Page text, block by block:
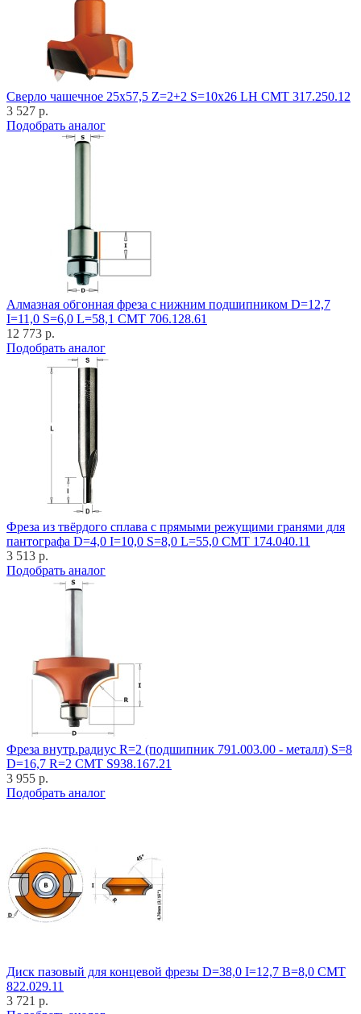
Cверло чашечное 25x57,5 Z=2+2 S=10x26 LH CMT 317.250.12
3 527 р.
Подобрать аналог
Алмазная обгонная фреза с нижним подшипником D=12,7
I=11,0 S=6,0 L=58,1 CMT 706.128.61
12 773 р.
Подобрать аналог
Фреза из твёрдого сплава с прямыми режущими гранями для
пантографа D=4,0 I=10,0 S=8,0 L=55,0 CMT 174.040.11
3 513 р.
Подобрать аналог
Фреза внутр.радиус R=2 (подшипник 791.003.00 - металл) S=8
D=16,7 R=2 CMT S938.167.21
3 955 р.
Подобрать аналог
Диск пазовый для концевой фрезы D=38,0 I=12,7 B=8,0 CMT
822.029.11
3 721 р.